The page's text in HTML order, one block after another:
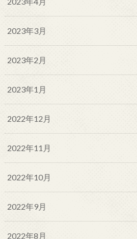
2023年3月
2023年2月
2023年1月
2022年12月
2022年11月
2022年10月
2022年9月
2022年8月